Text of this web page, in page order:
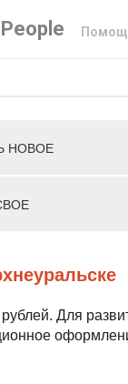
НОВОЕ
Для